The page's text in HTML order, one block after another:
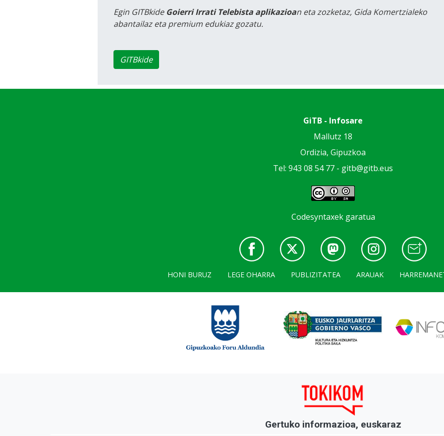
Egin GITBkide Goierri Irrati Telebista aplikazioan eta zozketaz, Gida Komertzialeko
abantailaz eta premium edukiaz gozatu.
GITBkide
GiTB - Infosare
Mallutz 18
Ordizia, Gipuzkoa
Tel: 943 08 54 77 - gitb@gitb.eus
Codesyntaxek garatua
HONI BURUZ LEGE OHARRA PUBLIZITATEA ARAUAK
Gertuko informazioa, euskaraz